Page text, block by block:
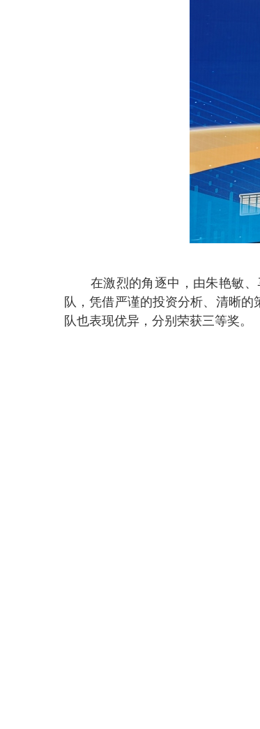
在激烈的角逐中，由朱艳敏 、
队，凭借严谨的投资分析、清晰的
队也表现优异，分别荣获三等奖。